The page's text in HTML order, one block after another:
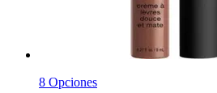
8 Opciones